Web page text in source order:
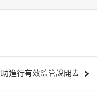
進行有效監管說開去